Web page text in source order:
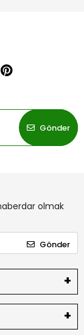
Gönder
olmak
Gönder